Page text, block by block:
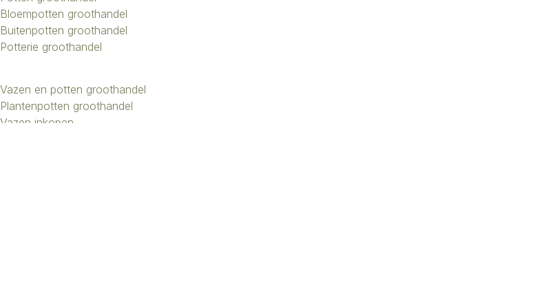
Bloempotten groothandel
Buitenpotten groothandel
Potterie groothandel
Vazen en potten groothandel
Plantenpotten groothandel
Vazen inkopen